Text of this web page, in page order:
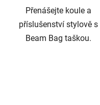
Přenášejte koule a
příslušenství stylově s
Beam Bag taškou.